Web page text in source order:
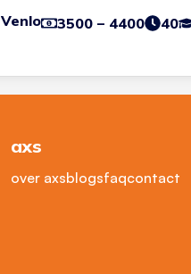
Venlo 3500 – 4400 40
axs
over axsblogsfaqcontact